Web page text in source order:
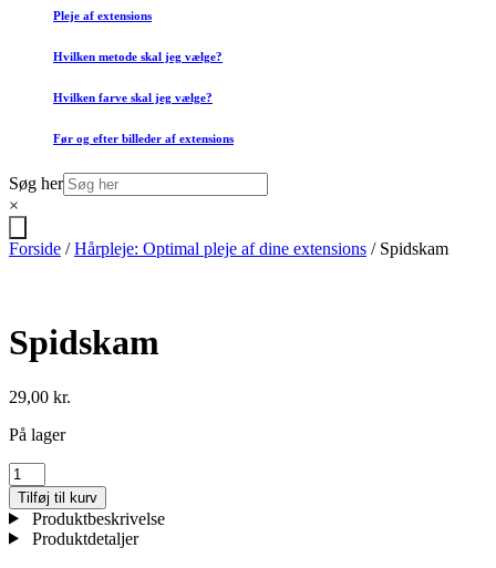
Pleje af extensions
Hvilken metode skal jeg vælge?
Hvilken farve skal jeg vælge?
Før og efter billeder af extensions
Søg her
×
Forside /Hårpleje: Optimal pleje af dine extensions / Spidskam
Spidskam
29,00 kr.
På lager
Spidskam
antal
Tilføj til kurv
Produktbeskrivelse
Produktdetaljer